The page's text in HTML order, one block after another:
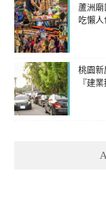
蘆洲廟
吃懶人
桃園新
『建